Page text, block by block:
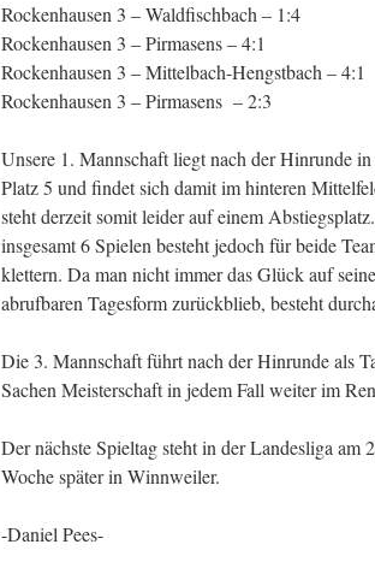
Rockenhausen 3 – Waldfischbach – 1:4
Rockenhausen 3 – Pirmasens – 4:1
Rockenhausen 3 – Mittelbach-Hengstbach – 4:1
Rockenhausen 3 – Pirmasens – 2:3
Unsere 1. Mannschaft liegt nach der Hinrunde
Platz 5 und findet sich damit im hinteren
steht derzeit somit leider auf einem
insgesamt 6 Spielen besteht jedoch für beide
klettern. Da man nicht immer das Glück auf
abrufbaren Tagesform zurückblieb, besteht
Die 3. Mannschaft führt nach der Hinrunde als
Sachen Meisterschaft in jedem Fall weiter im
Der nächste Spieltag steht in der Landesliga
Woche später in Winnweiler.
-Daniel Pees-